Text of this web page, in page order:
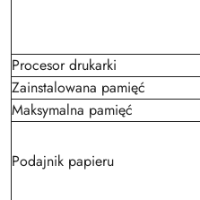
Procesor drukarki
Zainstalowana pamięć
Maksymalna pamięć
Podajnik papieru